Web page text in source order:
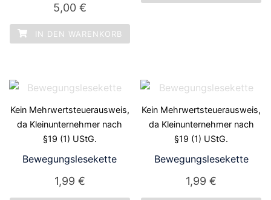
5,00 €
IN DEN WARENKORB
Kein Mehrwertsteuerausweis,
da Kleinunternehmer nach
§19 (1) UStG.
Bewegungslesekette
1,99 €
Kein Mehrwertsteuerausweis,
da Kleinunternehmer nach
§19 (1) UStG.
Bewegungslesekette
1,99€